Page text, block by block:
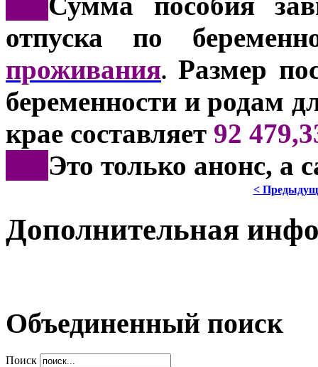
отпуска по
проживания. Размер
беременности и родам
крае составляет 92
Это только анонс, а
<
Дополнительная
Объединенный поиск
Поиск